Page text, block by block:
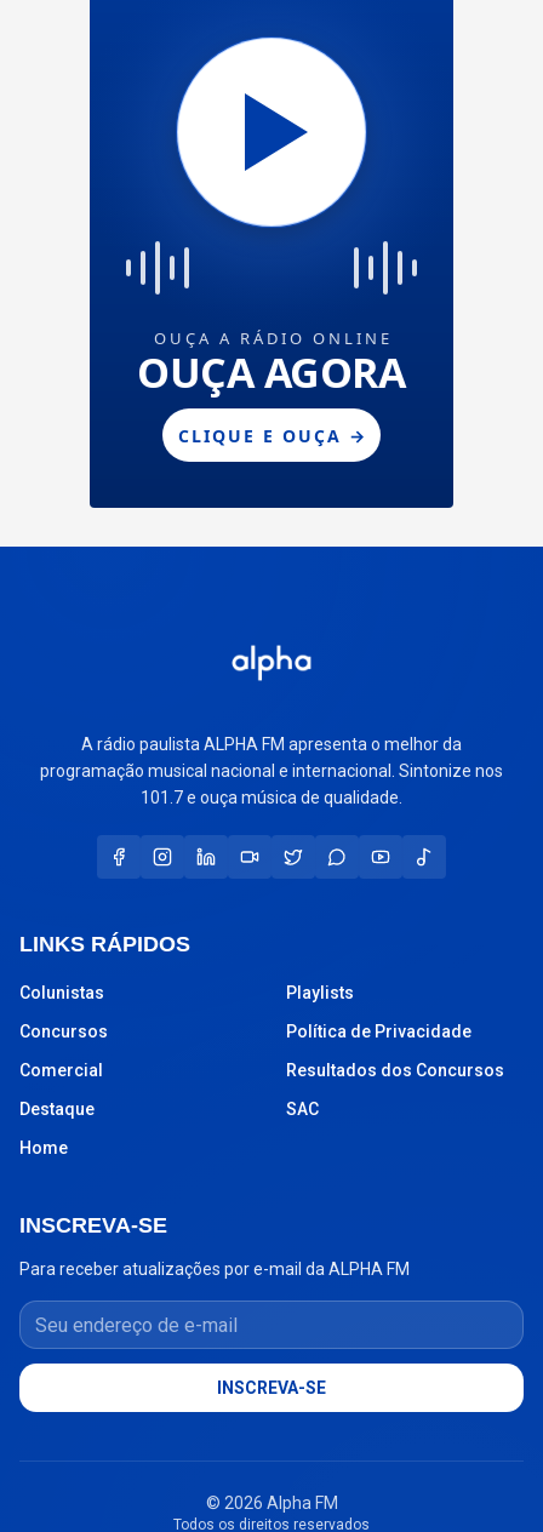
A rádio paulista ALPHA FM apresenta o melhor da
programação musical nacional e internacional. Sintonize nos
101.7 e ouça música de qualidade.
LINKS RÁPIDOS
Colunistas
Concursos
Comercial
Destaque
Home
Playlists
Política de Privacidade
Resultados dos Concursos
SAC
INSCREVA-SE
Para receber atualizações por e-mail da ALPHA FM
Seu endereço de e-mail
INSCREVA-SE
© 2026 Alpha FM
Todos os direitos reservados